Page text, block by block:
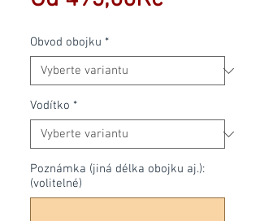
Obvod obojku *
Vodítko *
Poznámka (jiná délka obojku aj.):
(volitelné)